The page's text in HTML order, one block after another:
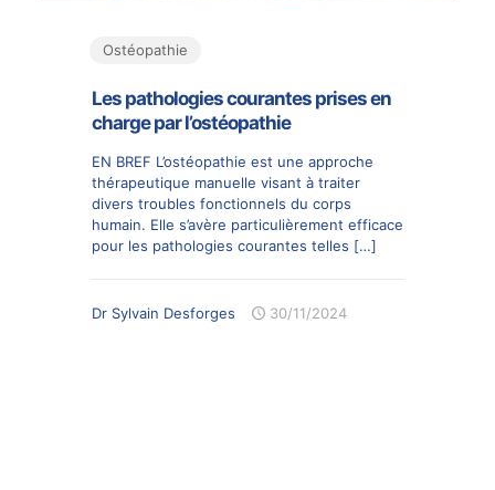
Ostéopathie
Les pathologies courantes prises en
charge par l’ostéopathie
EN BREF L’ostéopathie est une approche
thérapeutique manuelle visant à traiter
divers troubles fonctionnels du corps
humain. Elle s’avère particulièrement efficace
pour les pathologies courantes telles […]
Dr Sylvain Desforges 30/11/2024